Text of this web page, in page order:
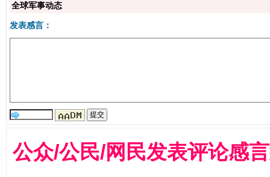
全球军事动态
发表感言：
公众/公民/网民发表评论感